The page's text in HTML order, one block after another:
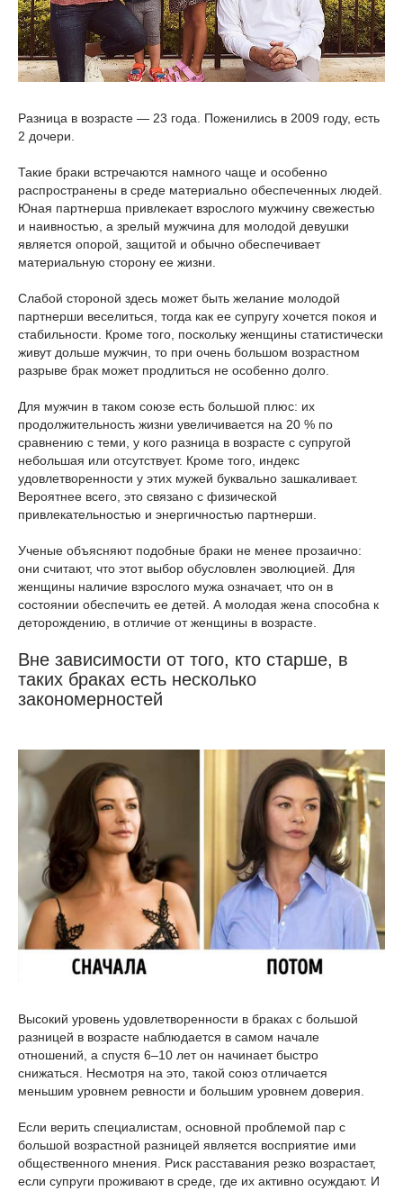
Разница в возрасте — 23 года. Поженились в 2009 году, есть
2 дочери.
Такие браки встречаются намного чаще и особенно
распространены в среде материально обеспеченных людей.
Юная партнерша привлекает взрослого мужчину свежестью
и наивностью, а зрелый мужчина для молодой девушки
является опорой, защитой и обычно обеспечивает
материальную сторону ее жизни.
Слабой стороной здесь может быть желание молодой
партнерши веселиться, тогда как ее супругу хочется покоя и
стабильности. Кроме того, поскольку женщины статистически
живут дольше мужчин, то при очень большом возрастном
разрыве брак может продлиться не особенно долго.
Для мужчин в таком союзе есть большой плюс: их
продолжительность жизни увеличивается на 20 % по
сравнению с теми, у кого разница в возрасте с супругой
небольшая или отсутствует. Кроме того, индекс
удовлетворенности у этих мужей буквально зашкаливает.
Вероятнее всего, это связано с физической
привлекательностью и энергичностью партнерши.
Ученые объясняют подобные браки не менее прозаично:
они считают, что этот выбор обусловлен эволюцией. Для
женщины наличие взрослого мужа означает, что он в
состоянии обеспечить ее детей. А молодая жена способна к
деторождению, в отличие от женщины в возрасте.
Вне зависимости от того, кто старше, в
таких браках есть несколько
закономерностей
Высокий уровень удовлетворенности в браках с большой
разницей в возрасте наблюдается в самом начале
отношений, а спустя 6–10 лет он начинает быстро
снижаться. Несмотря на это, такой союз отличается
меньшим уровнем ревности и большим уровнем доверия.
Если верить специалистам, основной проблемой пар с
большой возрастной разницей является восприятие ими
общественного мнения. Риск расставания резко возрастает,
если супруги проживают в среде, где их активно осуждают. И